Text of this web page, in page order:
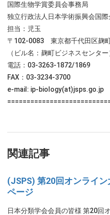
国際生物学賞委員会事務局
独立行政法人日本学術振興会国
担当：児玉
〒102-0083 東京都千代田区麹町
（ビル名：麹町ビジネスセンター
電話：03-3263-1872/1869
FAX：03-3234-3700
e-mail: ip-biology(at)jsps.go.jp
関連記事
(JSPS) 第20回オンライ
ページ
日本分類学会会員の皆様 第20回